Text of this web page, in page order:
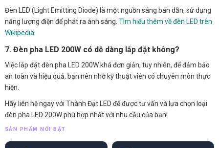
Đèn LED (Light Emitting Diode) là một nguồn sáng bán dẫn, sử dụng
năng lượng điện để phát ra ánh sáng. Tìm hiểu thêm về đèn LED trên
Wikipedia
7. Đèn pha LED 200W có dễ dàng lắp đặt không?
Việc lắp đặt đèn pha LED 200W khá đơn giản, tuy nhiên, để đảm bảo
an toàn và hiệu quả, bạn nên nhờ kỹ thuật viên có chuyên môn thực
hiện.
Hãy liên hệ ngay với Thành Đạt LED để được tư vấn và lựa chọn loại
đèn pha LED 200W phù hợp nhất với nhu cầu của bạn!
SẢN PHẨM NỔI BẬT